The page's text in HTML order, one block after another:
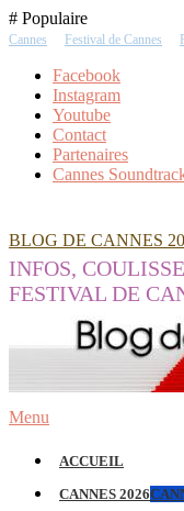
Skip
To
# Populaire
Cannes Festival de Cannes
Facebook
Instagram
Youtube
Contact
Partenaires
Cannes
BLOG DE CANNES
INFOS,
FESTIVAL DE
Menu
ACCUEIL
CANNES 2026